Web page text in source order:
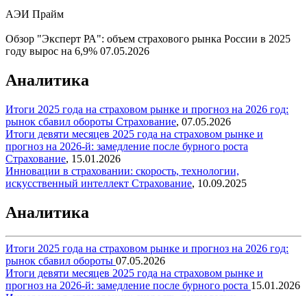
АЭИ Прайм
Обзор "Эксперт РА": объем страхового рынка России в 2025
году вырос на 6,9% 07.05.2026
Аналитика
Итоги 2025 года на страховом рынке и прогноз на 2026 год:
рынок сбавил обороты Страхование, 07.05.2026
Итоги девяти месяцев 2025 года на страховом рынке и
прогноз на 2026-й: замедление после бурного роста
Страхование, 15.01.2026
Инновации в страховании: скорость, технологии,
искусственный интеллект Страхование, 10.09.2025
Аналитика
Итоги 2025 года на страховом рынке и прогноз на 2026 год:
рынок сбавил обороты 07.05.2026
Итоги девяти месяцев 2025 года на страховом рынке и
прогноз на 2026-й: замедление после бурного роста 15.01.2026